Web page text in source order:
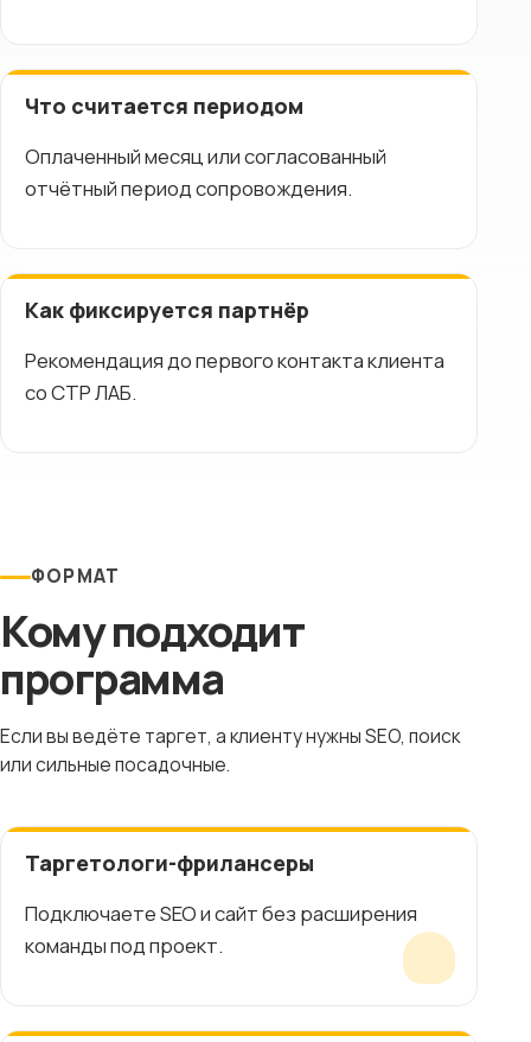
Что считается периодом
Оплаченный месяц или согласованный
отчётный период сопровождения.
Как фиксируется партнёр
Рекомендация до первого контакта клиента
со СТР ЛАБ.
ФОРМАТ
Кому подходит
программа
Если вы ведёте таргет, а клиенту нужны SEO, поиск
или сильные посадочные.
Таргетологи-фрилансеры
Подключаете SEO и сайт без расширения
команды под проект.